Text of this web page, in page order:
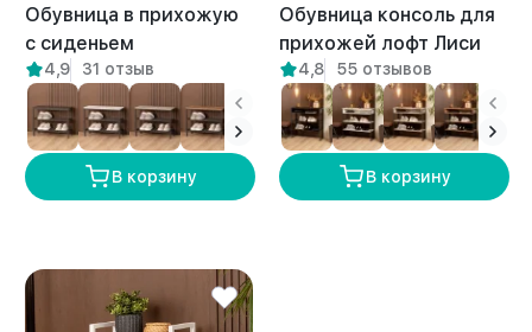
Обувница в прихожую
с сиденьем
металлическая Марра
белый/амаретто
4,9 31 отзыв
В корзину
Обувница консоль для
прихожей лофт Лиси
белый/амаретто
4,8 55 отзывов
В корзину